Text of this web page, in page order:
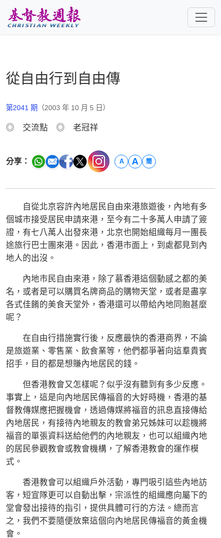
從自由行到自由傳
第2041 期 （2003 年 10 月 5 日）
◎ 交流點 ◎ 老冠祥
分享： A A 簡
自從北京容許內地居民自由來港旅遊後，內地有多
個城市接受居民申請來港，至今有二十多萬人申請了簽
證，有七八萬人出發來港，北京也開始組織每月一團長
途旅行巴士團來港。因此，香港市面上，到處都見到內
地人的出沒。
內地市民自由來港，除了慕香港這個動感之都的美
名，或者是可以購買名牌商品的購物天堂，或者是盡享
各式佳餚的美食天堂外，香港還可以帶給內地同胞甚麼
呢？
在自由行措施實行後，反應最快的香港商界，不論
是旅遊業、零售業、飲食業等，他們都爭著向這羣貴賓
招手，目的都是想賺內地居民的錢。
但香港教會又怎樣呢？似乎沒有聽到有多少反應。
事實上，這是向內地居民傳福音的大好時機，香港的基
督教傳媒應把握機會，透過傳媒將福音的訊息直接傳給
內地居民，有接待內地親友的教會弟兄姊妹可以趁機將
福音的單張資料送給他們的內地親友，也可以組織內地
的居民參觀教會或教會機構，了解香港教會的運作模
式。
香港教會可以組織戶外活動，專門吸引這些內地訪
客，短宣隊更可以自動出擊，宗派性的組織應向屬下的
堂會發出接待的指引，提供具體可行的方法。總而言
之，我們不要隨便放棄這個向內地居民傳福音的黃金機
會。